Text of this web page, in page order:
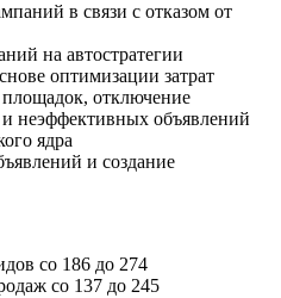
в связи с отказом от
на автостратегии
оптимизации затрат
отключение
неэффективных объявлений
ядра
и создание
со 186 до 274
со 137 до 245